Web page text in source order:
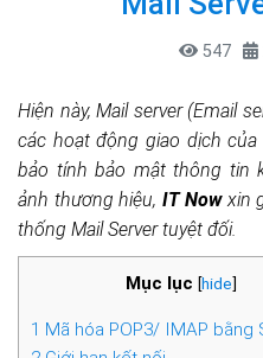
547
Hiện này, Mail server (Email
các hoạt động giao dịch
bảo tính bảo mật thông tin
ảnh thương hiệu, IT Nowxin
thống Mail Server tuyệt đối.
Mục lục [hide]
1 Mã hóa POP3/ IMAP bằng